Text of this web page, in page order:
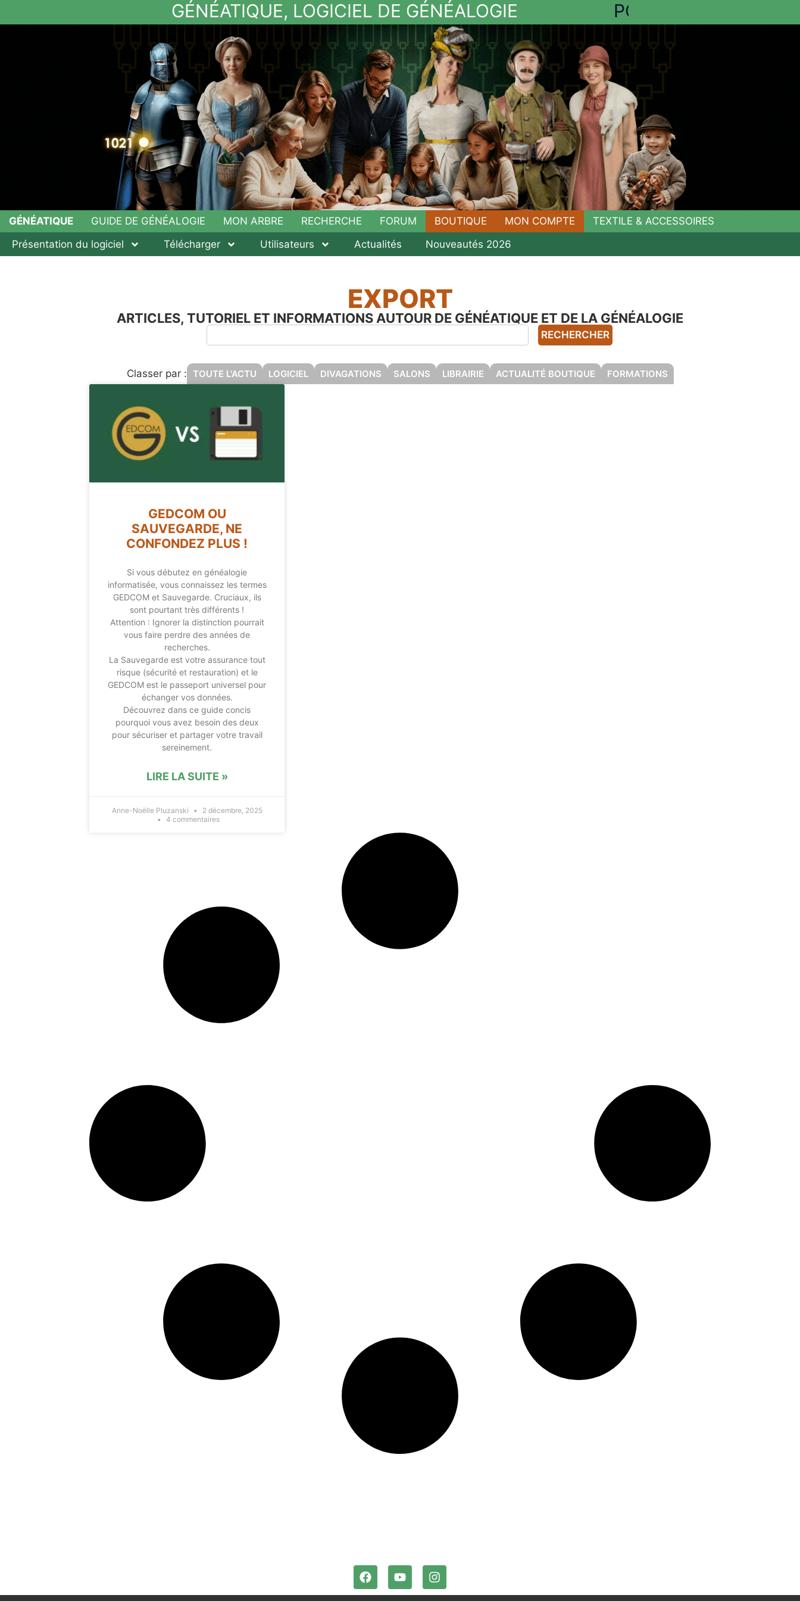
GÉNÉATIQUE, LOGICIEL DE GÉNÉALOGIE T
GÉNÉATIQUE GUIDE DE GÉNÉALOGIE MON ARBRE RECHERCHE FORUM BOUTIQUE MON COMPTE
TEXTILE & ACCESSOIRES
Présentation du logiciel
Télécharger Utilisateurs Actualités Nouveautés 2026
EXPORT
ARTICLES, TUTORIEL ET INFORMATIONS AUTOUR DE GÉNÉATIQUE ET DE LA GÉNÉALOGIE
RECHERCHER
Classer par : TOUTE L'ACTU LOGICIEL DIVAGATIONS SALONS LIBRAIRIE ACTUALITÉ BOUTIQUE FORMATIONS
GEDCOM OU
SAUVEGARDE, NE
CONFONDEZ PLUS !
Si vous débutez en généalogie
informatisée, vous connaissez les termes
GEDCOM et Sauvegarde. Cruciaux, ils
sont pourtant très différents !
Attention : Ignorer la distinction pourrait
vous faire perdre des années de
recherches.
La Sauvegarde est votre assurance tout
risque (sécurité et restauration) et le
GEDCOM est le passeport universel pour
échanger vos données.
Découvrez dans ce guide concis
pourquoi vous avez besoin des deux
pour sécuriser et partager votre travail
sereinement.
LIRE LA SUITE »
Anne-Noëlle Pluzanski
2 décembre, 2025
4 commentaires